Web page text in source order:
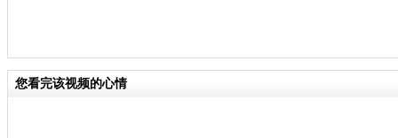
您看完该视频的心情